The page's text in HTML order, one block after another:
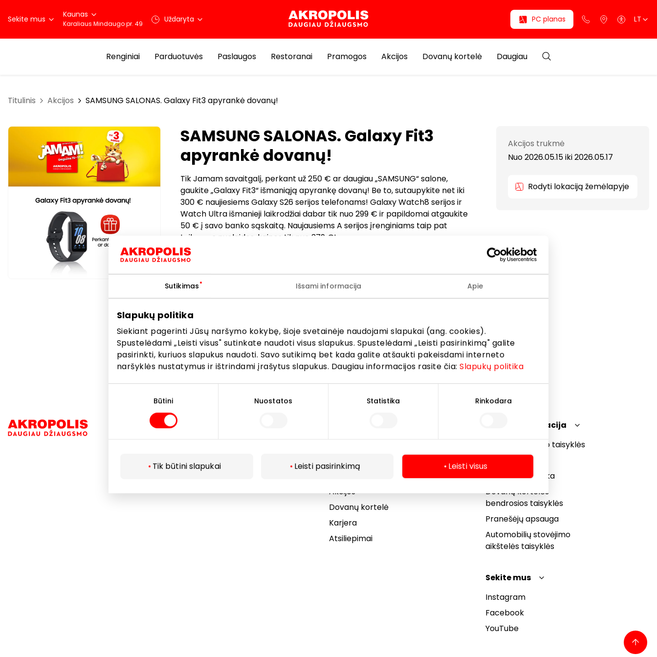
Sutikimas Išsami informacija Apie
Slapukų politika
Siekiant pagerinti Jūsų naršymo kokybę, šioje svetainėje naudojami slapukai (ang. cookies).
Spustelėdami „Leisti visus" sutinkate naudoti visus slapukus. Spustelėdami „Leisti pasirinkimą" galite
pasirinkti, kuriuos slapukus naudoti. Savo sutikimą bet kada galite atšaukti pakeisdami interneto
naršyklės nustatymus ir ištrindami įrašytus slapukus. Daugiau informacijos rasite čia:Slapukų politika
Būtini Nuostatos Statistika Rinkodara
Tik būtini slapukai Leisti pasirinkimą Leisti visus
Sekite mus Kaunas
Karaliaus Mindaugo pr. 49 Uždaryta PC planas LT
Renginiai Parduotuvės Paslaugos Restoranai Pramogos Akcijos Dovanų kortelė Daugiau
Titulinis Akcijos SAMSUNG SALONAS. Galaxy Fit3 apyrankė dovanų!
SAMSUNG SALONAS. Galaxy Fit3
apyrankė dovanų!
Tik Jamam savaitgalį, perkant už 250 € ar daugiau „SAMSUNG“ salone,
gaukite „Galaxy Fit3“ išmaniąją apyrankę dovanų! Be to, sutaupykite net iki
300 € naujiesiems Galaxy S26 serijos telefonams! Galaxy Watch8 serijos ir
Watch Ultra išmanieji laikrodžiai dabar tik nuo 299 € ir papildomai atgaukite
50 € į savo banko sąskaitą. Naujausiems A serijos įrenginiams taip pat
taikomos nuolaidos, kainos tik nuo 379 €!
Daugiau gerų pasiūlymų – „Samsung“ salone! Plačiau dėl akcijų sąlygų
teiraukitės „Samsung“ salono eksperto.
gausite išmaniąją apyrankę Galaxy Fit3. Dovanų kiekis ribotas. Plačiau
teiraukitės eksperto.
Akcijos trukmė
Nuo 2026.05.15iki2026.05.17
Rodyti lokaciją žemėlapyje
Navigacija
Paslaugos
Draugiški gyvūnams
Akcijos
Dovanų kortelė
Karjera
Atsiliepimai
Teisinė informacija
Prekybos centro taisyklės
Slapukų politika
Privatumo politika
Dovanų kortelės
bendrosios taisyklės
Pranešėjų apsauga
Automobilių stovėjimo
aikštelės taisyklės
Sekite mus
Instagram
Facebook
YouTube